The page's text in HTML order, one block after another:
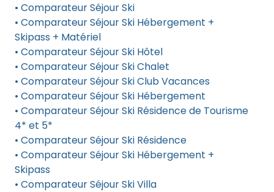
• Comparateur Séjour Ski
• Comparateur Séjour Ski Hébergement +
Skipass + Matériel
• Comparateur Séjour Ski Hôtel
• Comparateur Séjour Ski Chalet
• Comparateur Séjour Ski Club Vacances
• Comparateur Séjour Ski Hébergement
• Comparateur Séjour Ski Résidence de Tourisme
4* et 5*
• Comparateur Séjour Ski Résidence
• Comparateur Séjour Ski Hébergement +
Skipass
• Comparateur Séjour Ski Villa